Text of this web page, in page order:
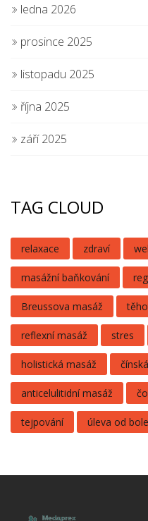
ledna 2026
prosince 2025
listopadu 2025
října 2025
září 2025
TAG CLOUD
relaxace zdraví
masážní baňkování
Breussova masáž
reflexní masáž stres
holistická masáž
anticelulitidní masáž
tejpování úleva od